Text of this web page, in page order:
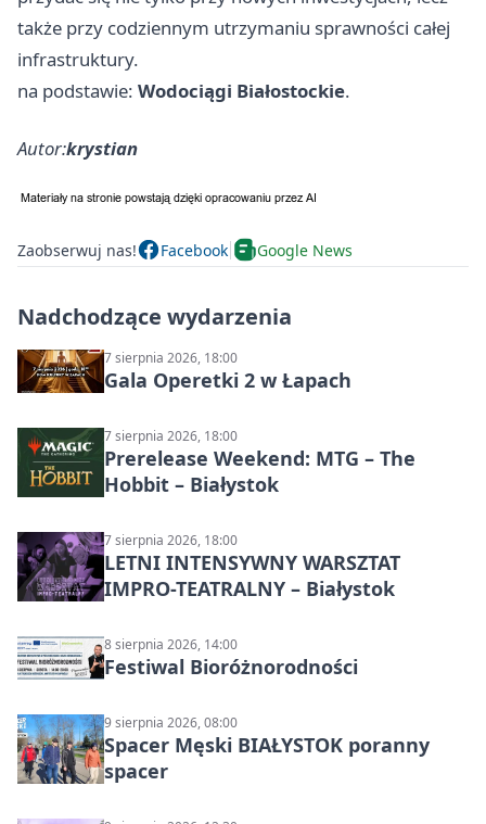
także przy codziennym utrzymaniu sprawności całej
infrastruktury.
na podstawie: Wodociągi Białostockie.
Autor:krystian
Zaobserwuj nas! Facebook Google News
Nadchodzące wydarzenia
7 sierpnia 2026, 18:00
Gala Operetki 2 w Łapach
7 sierpnia 2026, 18:00
Prerelease Weekend: MTG – The
Hobbit – Białystok
7 sierpnia 2026, 18:00
LETNI INTENSYWNY WARSZTAT
IMPRO-TEATRALNY – Białystok
8 sierpnia 2026, 14:00
Festiwal Bioróżnorodności
9 sierpnia 2026, 08:00
Spacer Męski BIAŁYSTOK poranny
spacer